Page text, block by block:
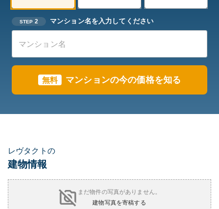
STEP 2 マンション名を入力してください
無料 マンションの今の価格を知る
レヴタクトの
建物情報
まだ物件の写真がありません。
建物写真を寄稿する